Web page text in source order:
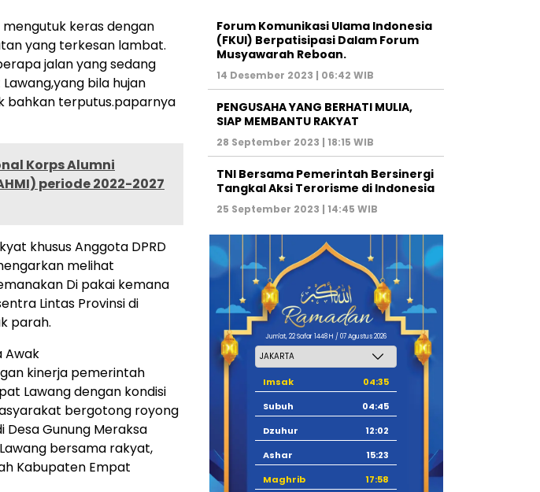
mengutuk keras dengan
yang terkesan lambat.
jalan yang sedang
bila hujan
bahkan terputus.paparnya
Korps Alumni
periode 2022-2027
khusus Anggota DPRD
melihat
Di pakai kemana
Lintas Provinsi di
parah.
Awak
kinerja pemerintah
Lawang dengan kondisi
bergotong royong
Desa Gunung Meraksa
bersama rakyat,
Kabupaten Empat
Forum Komunikasi Ulama Indonesia
(FKUI) Berpatisipasi Dalam Forum
Musyawarah Reboan.
14 Desember 2023 | 06:42 WIB
PENGUSAHA YANG BERHATI MULIA,
SIAP MEMBANTU RAKYAT
28 September 2023 | 18:15 WIB
TNI Bersama Pemerintah Bersinergi
Tangkal Aksi Terorisme di Indonesia
25 September 2023 | 14:45 WIB
Jum'at, 22 Safar 1448 H / 07 Agustus 2026
Imsak
04:35
Subuh
04:45
Dzuhur
12:02
Ashar
15:23
Maghrib
17:58